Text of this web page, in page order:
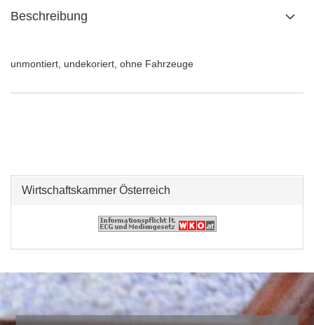
Beschreibung
unmontiert, undekoriert, ohne Fahrzeuge
Wirtschaftskammer Österreich